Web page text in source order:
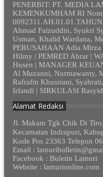
PENERBIT: PT. MEDIA
KEMENKUMHAM RI
Ahmad Faizuddin, Syukri
Usman, Khalid Wardana,
PERUSAHAAN Adia
Hilmy | PEMRED Abrar |
Husen | MANAGER
Al Muzanni, Nurmawanty,
Rafrafin Khusriani,
Irfandi | SIRKULASI
Alamat Redaksi
Jl. Makam Tgk Chik Di
Kecamatan Indrapuri,
Kode Pos 23363 Telepon
Email :
Facebook : Buletin Lamuri
Website : lamurionline.com